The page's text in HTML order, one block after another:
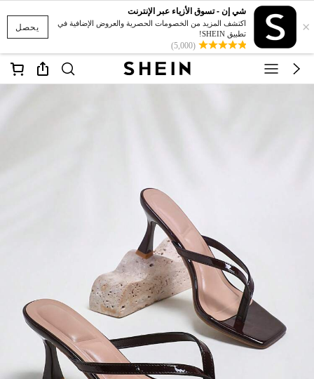
يحصل ×
شي إن - تسوق الأزياء عبر الإنترنت
اكتشف المزيد من الخصومات الحصرية والعروض الإضافية في
تطبيق SHEIN!
(5,000)